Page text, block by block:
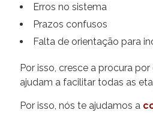
Erros no sistema
Prazos confusos
Falta de orientação para
Por isso, cresce a procura
ajudam a facilitar todas as
Por isso, nós te ajudamos a